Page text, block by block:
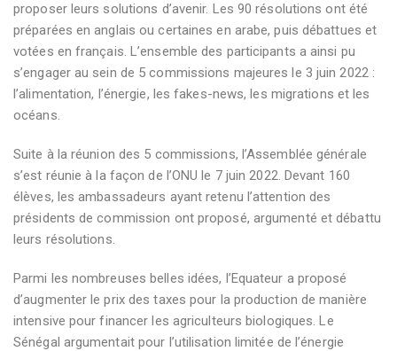
proposer leurs solutions d’avenir. Les 90 résolutions ont été
préparées en anglais ou certaines en arabe, puis débattues et
votées en français. L’ensemble des participants a ainsi pu
s’engager au sein de 5 commissions majeures le 3 juin 2022 :
l’alimentation, l’énergie, les fakes-news, les migrations et les
océans.
Suite à la réunion des 5 commissions, l’Assemblée générale
s’est réunie à la façon de l’ONU le 7 juin 2022. Devant 160
élèves, les ambassadeurs ayant retenu l’attention des
présidents de commission ont proposé, argumenté et débattu
leurs résolutions.
Parmi les nombreuses belles idées, l’Equateur a proposé
d’augmenter le prix des taxes pour la production de manière
intensive pour financer les agriculteurs biologiques. Le
Sénégal argumentait pour l’utilisation limitée de l’énergie